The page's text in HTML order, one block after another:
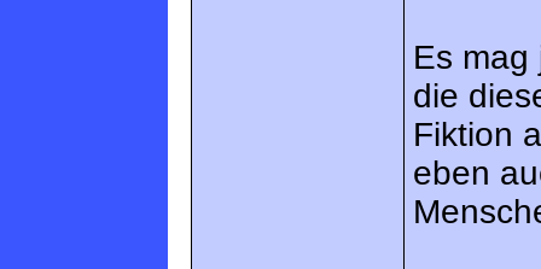
Es mag
die
Fiktion
eben